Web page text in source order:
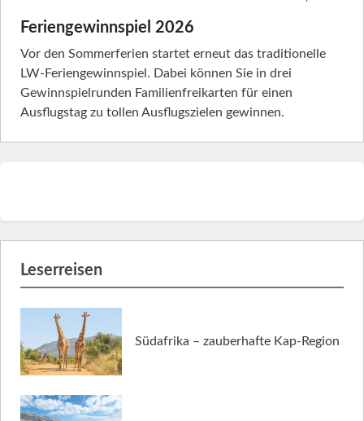
Feriengewinnspiel 2026
Vor den Sommerferien startet erneut das traditionelle
LW-Feriengewinnspiel. Dabei können Sie in drei
Gewinnspielrunden Familienfreikarten für einen
Ausflugstag zu tollen Ausflugszielen gewinnen.
Leserreisen
Südafrika – zauberhafte Kap-Region